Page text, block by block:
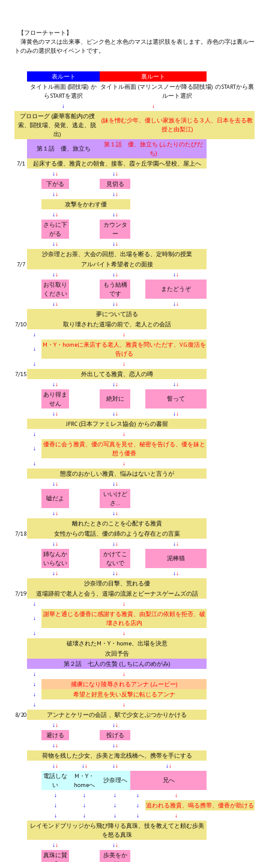
Новости Архив
МОДЫ ДЛЯ ИГР
Mass Effect 2
Mass Effect 3
Моды
Divinity Original Sin Enhanced Edition
Dragon Age: Origins
Dragon Age 2
Dragon Age: Inquisition
Fallout 3
GTA 5
Kingdoms of Amalur: Reckoning
Mass Effect Andromeda
Neverwinter Nights 1
Sacred Ice & Blood
Sims 3
Sims 4
Star Wars Jedi Knight: Dark Force II
Star Wars Knights of the Old Republic 1
Star Wars Knights of the Old Republic 2
Titan Quest Immortal Throne
Ведьмак 1
Ведьмак 2
ЦИФРОВЫЕ КОМИКСЫ
EURO comics
Manga List
USA comics
WALKTHROUGH VN
PC 18+
PC 12-17
【フローチャート】
薄黄色のマスは出来事、ピンク色と水色のマスは選択肢を表します。赤色の字は裏ルー
トのみの選択肢やイベントです。
表ルート
裏ルート
タイトル画面 (闘技場) か
らSTARTを選択
タイトル画面 (マリンスノーが降る闘技場) のSTARTから裏
ルート選択
↓
↓
プロローグ (豪華客船内の捜
索、闘技場、発覚、逃走、脱
出)
(妹を憎む少年、優しい家族を演じる３人、日本を去る教
授と由梨江)
第１話 優、旅立ち
第１話 優、旅立ち (ふたりのたびだ
ち)
7/1
起床する優、雅貴との朝食、接客、霞ヶ丘学園へ登校、屋上へ
↓↓ ↓↓
下がる
見切る
↓↓ ↓↓
攻撃をかわす優
↓↓ ↓↓
さらに下
がる
カウンタ
ー
↓↓ ↓↓
沙奈理とお茶、大会の回想、出場を断る、定時制の授業
7/7
アルバイト希望者との面接
↓↓ ↓↓ ↓↓
お引取り
ください
もう結構
です
またどうぞ
↓↓ ↓↓ ↓↓
夢について語る
7/10
取り壊された道場の前で、老人との会話
↓
↓
↓
M・Y・homeに来店する老人、雅貴を問いただす、V.G.復活を
告げる
↓
↓
7/15
外出してる雅貴、恋人の噂
↓↓ ↓↓ ↓↓
あり得ま
せん
絶対に
誓って
↓↓ ↓↓ ↓↓
JFRC (日本ファミレス協会) からの書留
↓
↓
↓
優香に会う雅貴、優の写真を見せ、秘密を告げる、優を妹と
想う優香
↓
↓
態度のおかしい雅貴、悩みはないと言うが
↓↓ ↓↓
嘘だよ
いいけど
さ…
↓↓ ↓↓
離れたときのことを心配する雅貴
7/18
女性からの電話、優の姉のような存在との言葉
↓↓ ↓↓ ↓↓
姉なんか
いらない
かけてこ
ないで
泥棒猫
↓↓ ↓↓ ↓↓
沙奈理の目撃、荒れる優
7/19
道場跡前で老人と会う、道場の流派とビーナスゲームズの話
↓
↓
↓
謝華と通じる優香に感謝する雅貴、由梨江の依頼を拒否、破
壊される店内
↓
↓
破壊されたM・Y・home、出場を決意
次回予告
第２話 七人の生贄 (しちにんのめがみ)
↓
↓
↓
捕虜になり陵辱されるアンナ (ムービー)
↓
希望と好意を失い反撃に転じるアンナ
↓
↓
8/20
アンナとケリーの会話 、駅で少女とぶつかりかける
↓↓ ↓↓
避ける
投げる
↓↓ ↓↓
荷物を残した少女、歩美と海北桟橋へ、携帯を手にする
↓↓ ↓↓ ↓↓ ↓↓
電話しな
い
M・Y・
homeへ
沙奈理へ
兄へ
↓
↓ ↓ ↓
↓
↓
↓ ↓ ↓
追われる雅貴、鳴る携帯、優香が助ける
↓
↓ ↓ ↓
↓
レイモンドブリッジから飛び降りる真珠、技を教えてと頼む歩美
を怒る真珠
↓↓ ↓↓
真珠に賛
歩美をか